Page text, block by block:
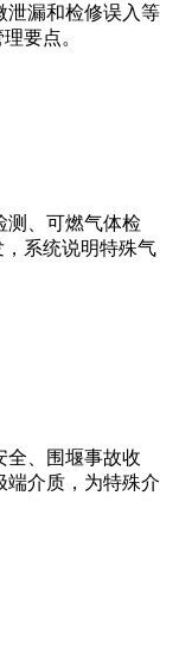
泄漏和检修误入等
要点。
测、可燃气体检
系统说明特殊气
全、围堰事故收
端介质，为特殊介